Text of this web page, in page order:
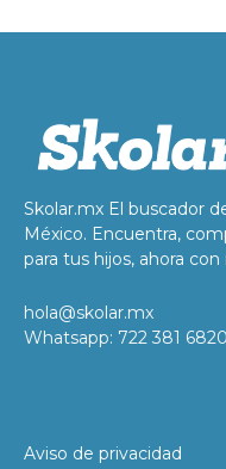
Skolar.mx El buscador
México. Encuentra,
para tus hijos, ahora
hola@skolar.mx
Whatsapp: 722 381 6820
Aviso de privacidad